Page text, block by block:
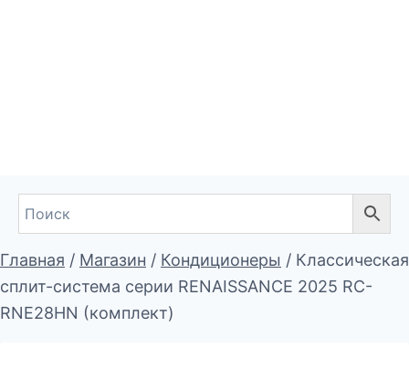
Главная / Магазин / Кондиционеры / Классическая
сплит-система серии RENAISSANCE 2025 RC-
RNE28HN (комплект)